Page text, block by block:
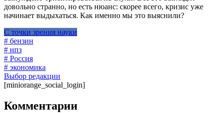
довольно странно, но есть нюанс: скорее всего, кризис уже
начинает выдыхаться. Как именно мы это выяснили?
С точки зрения науки
# бензин
# нпз
# Россия
# экономика
Выбор редакции
[miniorange_social_login]
Комментарии